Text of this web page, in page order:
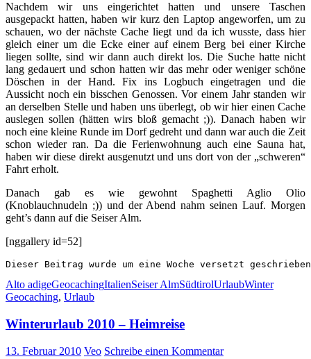
Nachdem wir uns eingerichtet hatten und unsere Taschen
ausgepackt hatten, haben wir kurz den Laptop angeworfen, um zu
schauen, wo der nächste Cache liegt und da ich wusste, dass hier
gleich einer um die Ecke einer auf einem Berg bei einer Kirche
liegen sollte, sind wir dann auch direkt los. Die Suche hatte nicht
lang gedauert und schon hatten wir das mehr oder weniger schöne
Döschen in der Hand. Fix ins Logbuch eingetragen und die
Aussicht noch ein bisschen Genossen. Vor einem Jahr standen wir
an derselben Stelle und haben uns überlegt, ob wir hier einen Cache
auslegen sollen (hätten wirs bloß gemacht ;)). Danach haben wir
noch eine kleine Runde im Dorf gedreht und dann war auch die Zeit
schon wieder ran. Da die Ferienwohnung auch eine Sauna hat,
haben wir diese direkt ausgenutzt und uns dort von der „schweren“
Fahrt erholt.
Danach gab es wie gewohnt Spaghetti Aglio Olio
(Knoblauchnudeln ;)) und der Abend nahm seinen Lauf. Morgen
geht’s dann auf die Seiser Alm.
[nggallery id=52]
Alto adigeGeocachingItalienSeiser AlmSüdtirolUrlaubWinter
Geocaching, Urlaub
Winterurlaub 2010 – Heimreise
13. Februar 2010 Veo Schreibe einen Kommentar